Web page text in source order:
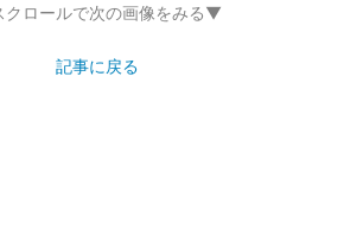
ロールで次の画像をみる▼
記事に戻る